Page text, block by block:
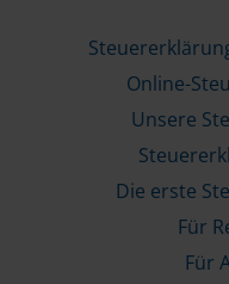
Online-
Unsere
Die erste
Für
Für